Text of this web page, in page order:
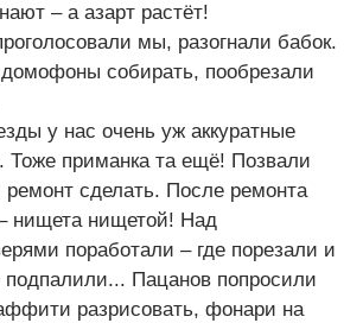
– а азарт растёт!
мы, разогнали бабок.
собирать, пообрезали
у нас очень уж аккуратные
Тоже приманка та ещё! Позвали
ремонт сделать. После ремонта
нищета нищетой! Над
поработали – где порезали и
подпалили... Пацанов попросили
разрисовать, фонари на